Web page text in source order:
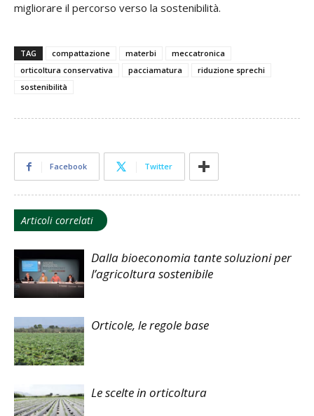
migliorare il percorso verso la sostenibilità.
TAG compattazione materbi
meccatronica
orticoltura conservativa
pacciamatura
riduzione sprechi
sostenibilità
Facebook Twitter
Articoli correlati
Dalla bioeconomia tante soluzioni per
l’agricoltura sostenibile
Orticole, le regole base
Le scelte in orticoltura